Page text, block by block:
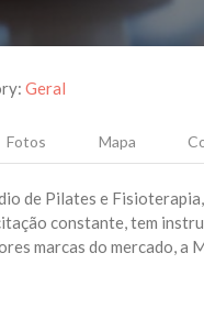
Geral
Fotos Mapa
de Pilates e
constante, tem
marcas do mercado,